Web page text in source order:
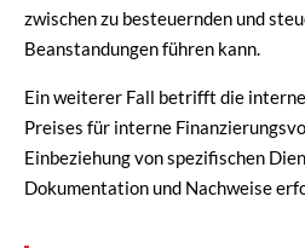
zwischen zu besteuernden und
Beanstandungen führen kann.
Ein weiterer Fall betrifft die interne
Preises für interne
Einbeziehung von spezifischen
Dokumentation und Nachweise